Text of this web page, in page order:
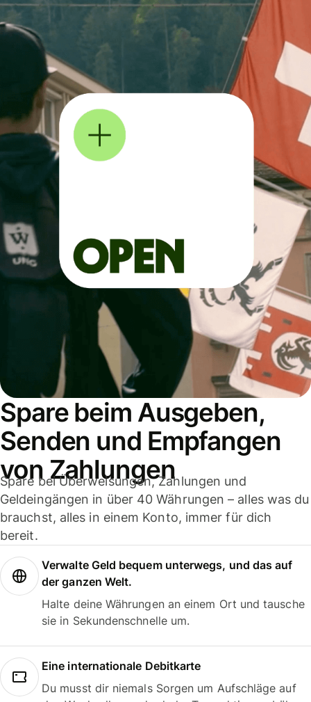
Spare beim Ausgeben,
Senden und Empfangen
von Zahlungen
Spare bei Überweisungen, Zahlungen und
Geldeingängen in über 40 Währungen – alles was du
brauchst, alles in einem Konto, immer für dich
bereit.
Verwalte Geld bequem unterwegs, und das auf
der ganzen Welt.
Halte deine Währungen an einem Ort und tausche
sie in Sekundenschnelle um.
Eine internationale Debitkarte
Du musst dir niemals Sorgen um Aufschläge auf